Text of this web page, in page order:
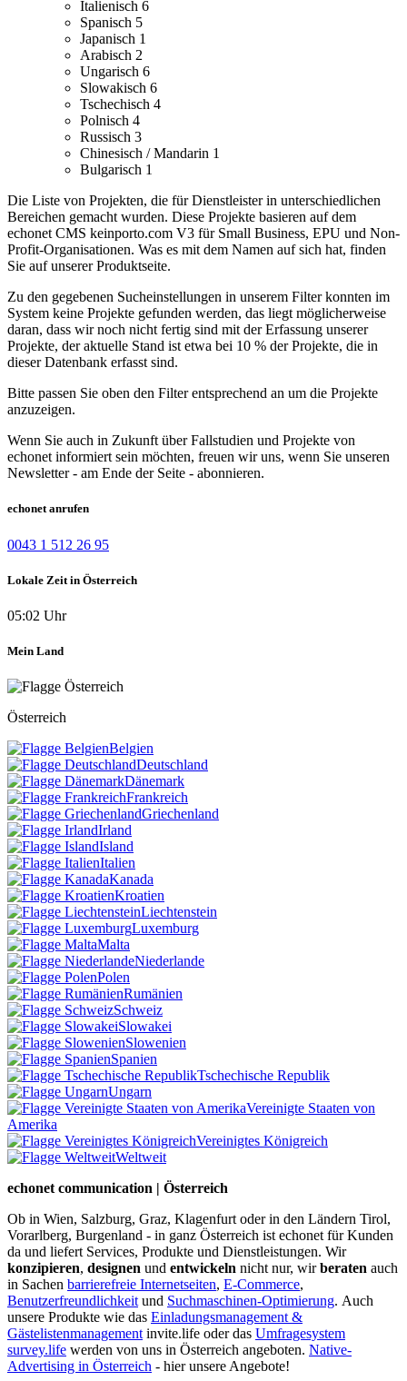
Italienisch 6
Spanisch 5
Japanisch 1
Arabisch 2
Ungarisch 6
Slowakisch 6
Tschechisch 4
Polnisch 4
Russisch 3
Chinesisch / Mandarin 1
Bulgarisch 1
Die Liste von Projekten, die für Dienstleister in unterschiedlichen
Bereichen gemacht wurden. Diese Projekte basieren auf dem
echonet CMS keinporto.com V3 für Small Business, EPU und Non-
Profit-Organisationen. Was es mit dem Namen auf sich hat, finden
Sie auf unserer Produktseite.
Zu den gegebenen Sucheinstellungen in unserem Filter konnten im
System keine Projekte gefunden werden, das liegt möglicherweise
daran, dass wir noch nicht fertig sind mit der Erfassung unserer
Projekte, der aktuelle Stand ist etwa bei 10 % der Projekte, die in
dieser Datenbank erfasst sind.
Bitte passen Sie oben den Filter entsprechend an um die Projekte
anzuzeigen.
Wenn Sie auch in Zukunft über Fallstudien und Projekte von
echonet informiert sein möchten, freuen wir uns, wenn Sie unseren
Newsletter - am Ende der Seite - abonnieren.
echonet anrufen
0043 1 512 26 95
Lokale Zeit in Österreich
05:02 Uhr
Mein Land
Österreich
Belgien
Deutschland
Dänemark
Frankreich
Griechenland
Irland
Island
Italien
Kanada
Kroatien
Liechtenstein
Luxemburg
Malta
Niederlande
Polen
Rumänien
Schweiz
Slowakei
Slowenien
Spanien
Tschechische Republik
Ungarn
Vereinigte Staaten von
Amerika
Vereinigtes Königreich
Weltweit
echonet communication | Österreich
Ob in Wien, Salzburg, Graz, Klagenfurt oder in den Ländern Tirol,
Vorarlberg, Burgenland - in ganz Österreich ist echonet für Kunden
da und liefert Services, Produkte und Dienstleistungen. Wir
konzipieren, designen und entwickeln nicht nur, wirberaten auch
in Sachen barrierefreie Internetseiten, E-Commerce,
Benutzerfreundlichkeit und Suchmaschinen-Optimierung. Auch
unsere Produkte wie das Einladungsmanagement &
Gästelistenmanagement invite.life oder das Umfragesystem
survey.life werden von uns in Österreich angeboten. Native-
Advertising in Österreich - hier unsere Angebote!